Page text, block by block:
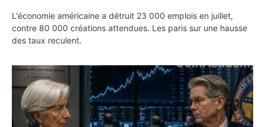
L'économie américaine a détruit 23 000 emplois en juillet,
contre 80 000 créations attendues. Les paris sur une hausse
des taux reculent.
Yen : Washington a vendu des euros sans prévenir la